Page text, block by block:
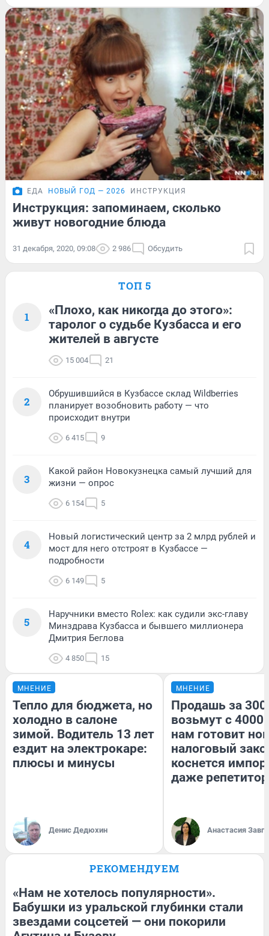
ЕДА НОВЫЙ ГОД — 2026 ИНСТРУКЦИЯ
Инструкция: запоминаем, сколько
живут новогодние блюда
31 декабря, 2020, 09:08 2 986 Обсудить
ТОП 5
1
«Плохо, как никогда до этого»:
таролог о судьбе Кузбасса и его
жителей в августе
15 004 21
2
Обрушившийся в Кузбассе склад Wildberries
планирует возобновить работу — что
происходит внутри
6 415 9
3
Какой район Новокузнецка самый лучший для
жизни — опрос
6 154 5
4
Новый логистический центр за 2 млрд рублей и
мост для него отстроят в Кузбассе —
подробности
6 149 5
5
Наручники вместо Rolex: как судили экс-главу
Минздрава Кузбасса и бывшего миллионера
Дмитрия Беглова
4 850 15
МНЕНИЕ
Тепло для бюджета, но
холодно в салоне
зимой. Водитель 13 лет
ездит на электрокаре:
плюсы и минусы
Денис Дедюхин
МНЕНИЕ
Продашь за
возьмут с
нам готовит
налоговый
коснется
даже
Анастасия
РЕКОМЕНДУЕМ
«Нам не хотелось популярности».
Бабушки из уральской глубинки стали
звездами соцсетей — они покорили